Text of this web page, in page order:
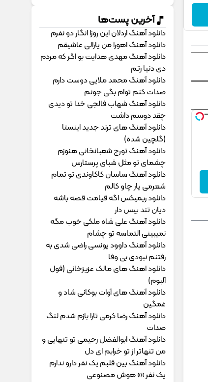
آخرین پست‌ها
دانلود آهنگ اردلان این روزا انگار دو نفرم
دانلود آهنگ اهورا من یارالی عاشیقم
دانلود آهنگ مهدی هدایت بو اگر که مردم
دی دنیا رتم
دانلود آهنگ محمد ملایی دوﺳﺖ دارم
ﺻﺪات ﻛﻨﻢ ﺗﻮام ﺑﮕﻰ ﺟﻮﻧﻢ
دانلود آهنگ شهاب فالجی خدا تو دیدی
چقد دوسم داشت
دانلود آهنگ های ترند جدید اینستا
(گلچین شده)
دانلود آهنگ تورج شعبانخانی هنوزم
چشمای تو مثل شبای پرستارس
دانلود آهنگ ساسان کاکاوندی تو تمام
شعرمی یار چاو کالم
دانلود ریمیکس اگه قیامت قصه باشه
دیان تند بیس دار
دانلود آهنگ علی شاه ملکی خوب مگه
نمیبینی التماسه تو چشام
دانلود آهنگ داوود یونسی راﺿﻰ ﺷﺪی ﺑﻪ
رﻓﺘﻨﻢ ﻧﺒﻮدی ﺑﻰ وﻓﺎ
دانلود اهنگ های مالک عزیزخانی (فول
آلبوم)
دانلود آهنگ های آوات بوکانی شاد و
غمگین
دانلود آهنگ رضا کرمی تارا بازم شدم لنگ
صدات
دانلود آهنگ ابوالفضل رحیمی ﺗﻮ ﺗﻨﻬﺎﻳﻰ و
ﻣﻦ ﺗﻨﻬﺎﺗﺮ از ﺗﻮ ﺧﺮاﺑﻢ ای دل
دانلود آهنگ بین قلبم یک نفر دارو ندارم
یک نفر »» هوش مصنوعی